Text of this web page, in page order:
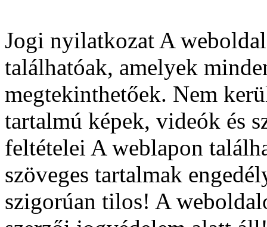
Jogi nyilatkozat A
találhatóak, amelyek
megtekinthetőek. Nem
tartalmú képek, videók és
feltételei A weblapon
szöveges tartalmak
szigorúan tilos! A